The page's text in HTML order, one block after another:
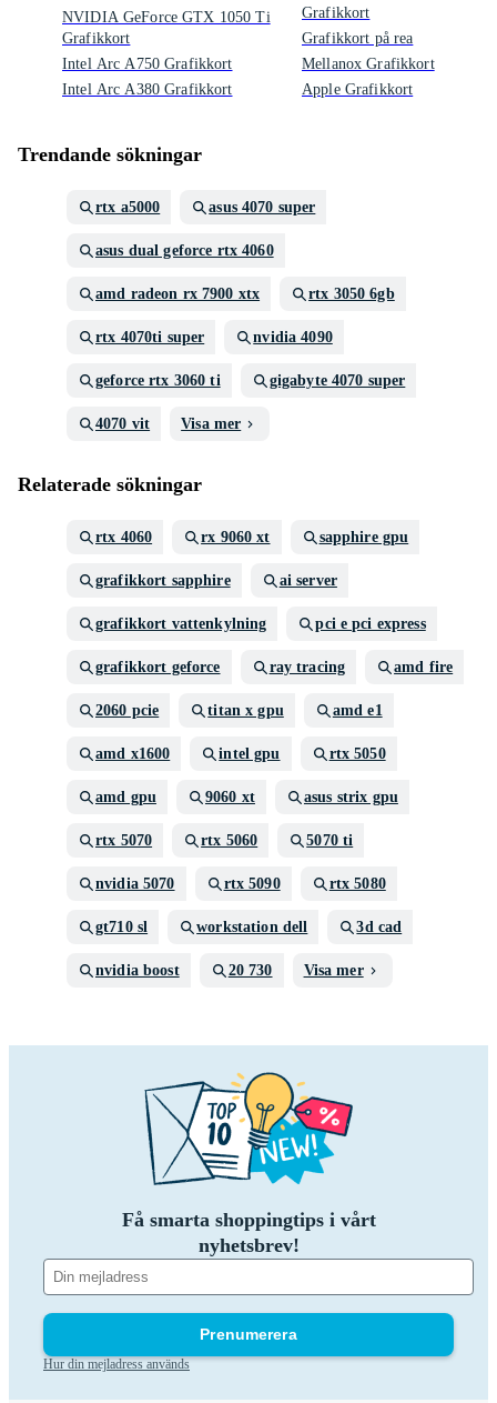
NVIDIA GeForce GTX 1050 Ti
Grafikkort
Intel Arc A750 Grafikkort
Intel Arc A380 Grafikkort
Grafikkort
Grafikkort på rea
Mellanox Grafikkort
Apple Grafikkort
Trendande sökningar
rtx a5000 asus 4070 super
asus dual geforce rtx 4060
amd radeon rx 7900 xtx rtx 3050 6gb
rtx 4070ti super nvidia 4090
geforce rtx 3060 ti gigabyte 4070 super
4070 vit Visa mer
Relaterade sökningar
rtx 4060 rx 9060 xt sapphire gpu
grafikkort sapphire ai server
grafikkort vattenkylning pci e pci express
grafikkort geforce ray tracing amd fire
2060 pcie titan x gpu amd e1
amd x1600 intel gpu rtx 5050
amd gpu 9060 xt asus strix gpu
rtx 5070 rtx 5060 5070 ti
nvidia 5070 rtx 5090 rtx 5080
gt710 sl workstation dell 3d cad
nvidia boost 20 730 Visa mer
Få smarta shoppingtips i vårt
nyhetsbrev!
Prenumerera
Hur din mejladress används